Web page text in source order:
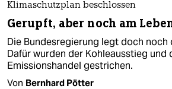
Klimaschutzplan beschlossen
Gerupft, aber noch am
Die Bundesregierung legt doch noch
Dafür wurden der Kohleausstieg und
Emissionshandel gestrichen.
Von Bernhard Pötter